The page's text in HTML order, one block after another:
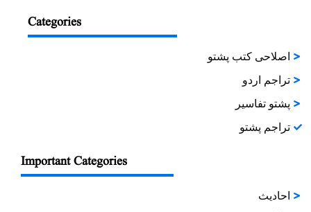
Categories
اصلاحی کتب پشتو
تراجم اردو
پشتو تفاسیر
تراجم پشتو
Important Categories
احادیث